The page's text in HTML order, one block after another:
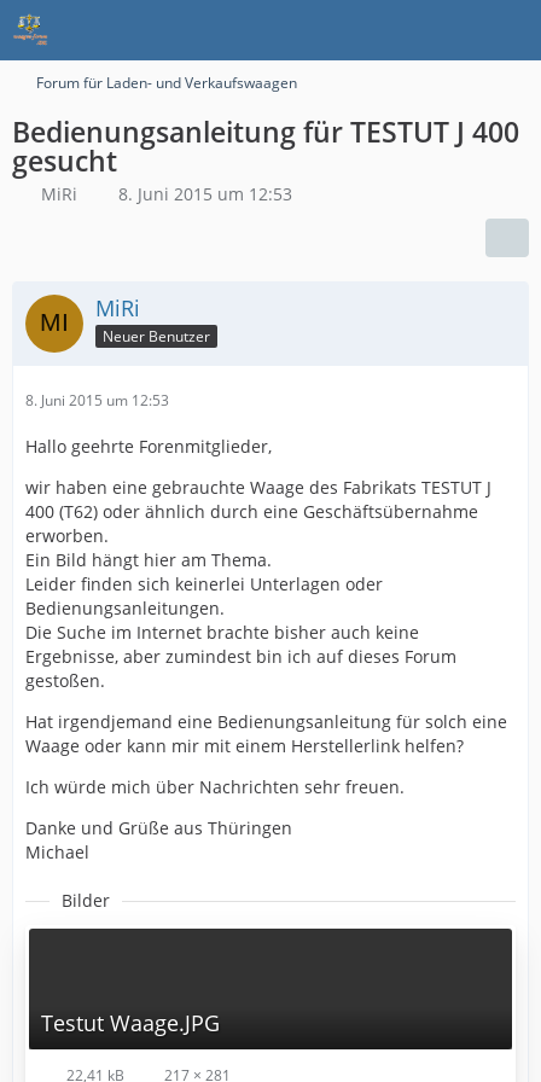
Forum für Laden- und Verkaufswaagen
Bedienungsanleitung für TESTUT J 400
gesucht
MiRi 8. Juni 2015 um 12:53
MiRi
Neuer Benutzer
8. Juni 2015 um 12:53
Hallo geehrte Forenmitglieder,
wir haben eine gebrauchte Waage des Fabrikats TESTUT J
400 (T62) oder ähnlich durch eine Geschäftsübernahme
erworben.
Ein Bild hängt hier am Thema.
Leider finden sich keinerlei Unterlagen oder
Bedienungsanleitungen.
Die Suche im Internet brachte bisher auch keine
Ergebnisse, aber zumindest bin ich auf dieses Forum
gestoßen.
Hat irgendjemand eine Bedienungsanleitung für solch eine
Waage oder kann mir mit einem Herstellerlink helfen?
Ich würde mich über Nachrichten sehr freuen.
Danke und Grüße aus Thüringen
Michael
Bilder
Testut Waage.JPG
22,41 kB 217 × 281